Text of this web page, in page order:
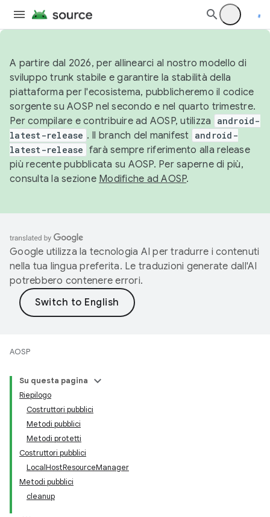
A partire dal 2026, per allinearci al nostro modello di
sviluppo trunk stabile e garantire la stabilità della
piattaforma per l'ecosistema, pubblicheremo il codice
sorgente su AOSP nel secondo e nel quarto trimestre.
Per compilare e contribuire ad AOSP, utilizza
android-
latest-release . Il branch del manifest android-
latest-release farà sempre riferimento alla release
più recente pubblicata su AOSP. Per saperne di più,
consulta la sezione Modifiche ad AOSP.
Google utilizza la tecnologia AI per tradurre i contenuti
nella tua lingua preferita. Le traduzioni generate dall'AI
potrebbero contenere errori.
AOSP
Su questa pagina
Riepilogo
Costruttori pubblici
Metodi pubblici
Metodi protetti
Costruttori pubblici
LocalHostResourceManager
Metodi pubblici
cleanup